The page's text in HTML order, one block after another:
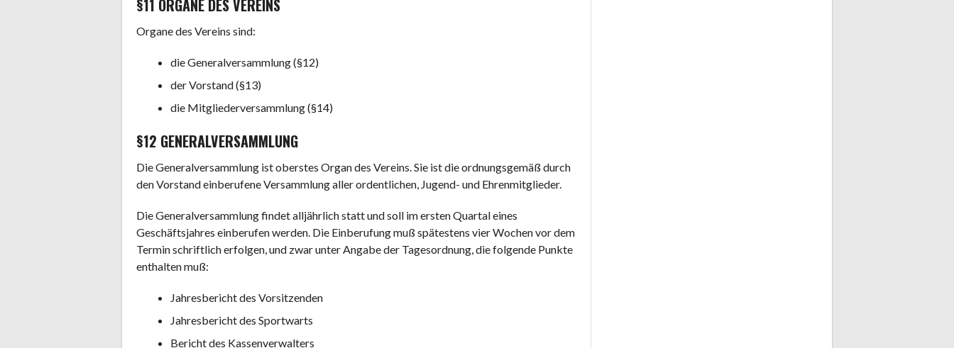
§11 ORGANE DES VEREINS
Organe des Vereins sind:
die Generalversammlung (§12)
der Vorstand (§13)
die Mitgliederversammlung (§14)
§12 GENERALVERSAMMLUNG
Die Generalversammlung ist oberstes Organ des Vereins. Sie ist die ordnungsgemäß durch
den Vorstand einberufene Versammlung aller ordentlichen, Jugend- und Ehrenmitglieder.
Die Generalversammlung findet alljährlich statt und soll im ersten Quartal eines
Geschäftsjahres einberufen werden. Die Einberufung muß spätestens vier Wochen vor dem
Termin schriftlich erfolgen, und zwar unter Angabe der Tagesordnung, die folgende Punkte
enthalten muß:
Jahresbericht des Vorsitzenden
Jahresbericht des Sportwarts
Bericht des Kassenverwalters